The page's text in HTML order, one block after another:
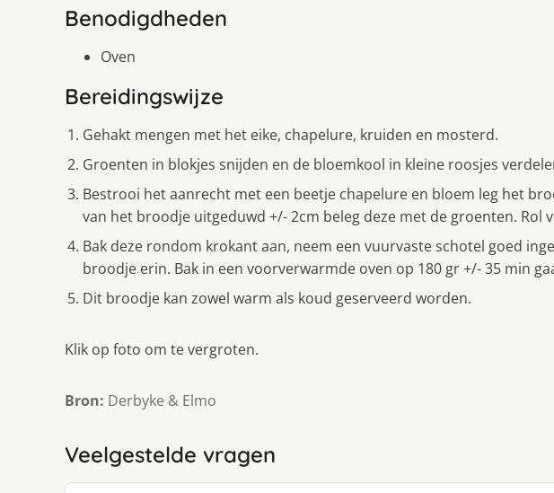
Benodigdheden
Oven
Bereidingswijze
Gehakt mengen met het eike, chapelure, kruiden en mosterd.
Groenten in blokjes snijden en de bloemkool in kleine roosjes
Bestrooi het aanrecht met een beetje chapelure en bloem leg het
van het broodje uitgeduwd +/- 2cm beleg deze met de groenten. Rol
Bak deze rondom krokant aan, neem een vuurvaste schotel goed
broodje erin. Bak in een voorverwarmde oven op 180 gr +/- 35 min
Dit broodje kan zowel warm als koud geserveerd worden.
Klik op foto om te vergroten.
Bron: Derbyke & Elmo
Veelgestelde vragen